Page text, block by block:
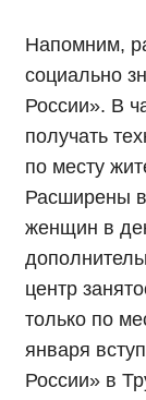
Напомним,
социально
России». В
получать
по месту
Расширены
женщин в
центр
только по
января
России» в